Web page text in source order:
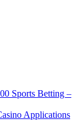
Sports Betting –
Applications